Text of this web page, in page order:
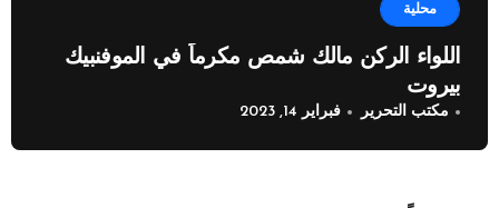
محلية
اللواء الركن مالك شمص مكرماً في الموفنبيك
بيروت
مكتب التحرير فبراير 14, 2023